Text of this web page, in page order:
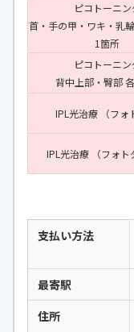
ピコトーニン
首・手の甲・ワキ・乳
1箇所
ピコトーニン
背中上部・臀部
IPL光治療 （フォ
IPL光治療 （フォト
支払い方法
最寄駅
住所